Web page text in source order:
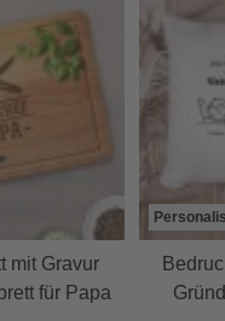
mit Gravur
für Papa